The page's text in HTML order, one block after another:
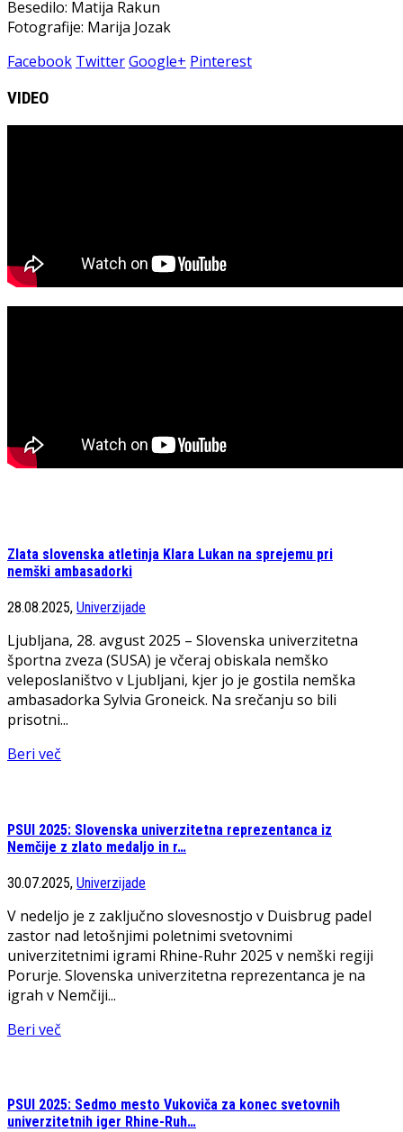
Besedilo: Matija Rakun
Fotografije: Marija Jozak
Facebook TwitterGoogle+ Pinterest
VIDEO
Zlata slovenska atletinja Klara Lukan na sprejemu pri
nemški ambasadorki
28.08.2025, Univerzijade
Ljubljana, 28. avgust 2025 – Slovenska univerzitetna
športna zveza (SUSA) je včeraj obiskala nemško
veleposlaništvo v Ljubljani, kjer jo je gostila nemška
ambasadorka Sylvia Groneick. Na srečanju so bili
prisotni...
Beri več
PSUI 2025: Slovenska univerzitetna reprezentanca iz
Nemčije z zlato medaljo in r…
30.07.2025, Univerzijade
V nedeljo je z zaključno slovesnostjo v Duisbrug padel
zastor nad letošnjimi poletnimi svetovnimi
univerzitetnimi igrami Rhine-Ruhr 2025 v nemški regiji
Porurje. Slovenska univerzitetna reprezentanca je na
igrah v Nemčiji...
Beri več
PSUI 2025: Sedmo mesto Vukoviča za konec svetovnih
univerzitetnih iger Rhine-Ruh…